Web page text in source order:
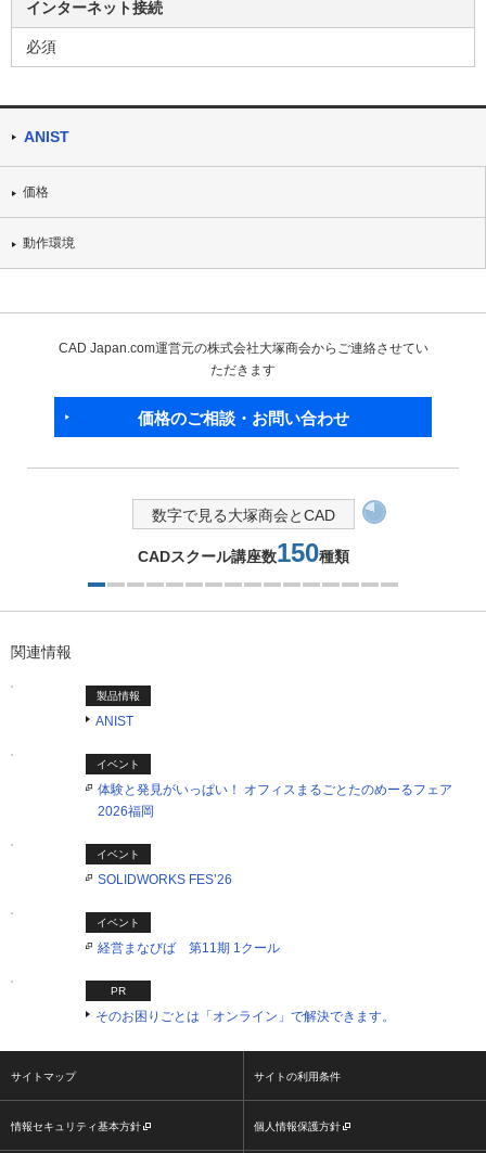
インターネット接続
必須
ANIST
価格
動作環境
CAD Japan.com運営元の株式会社大塚商会からご連絡させてい
ただきます
価格のご相談・お問い合わせ
数字で見る大塚商会とCAD
CADスクール講座数150種類
関連情報
製品情報
ANIST
イベント
体験と発見がいっぱい！ オフィスまるごとたのめーるフェア
2026福岡
イベント
SOLIDWORKS FES’26
イベント
経営まなびば 第11期 1クール
PR
そのお困りごとは「オンライン」で解決できます。
サイトマップ サイトの利用条件
情報セキュリティ基本方針 個人情報保護方針